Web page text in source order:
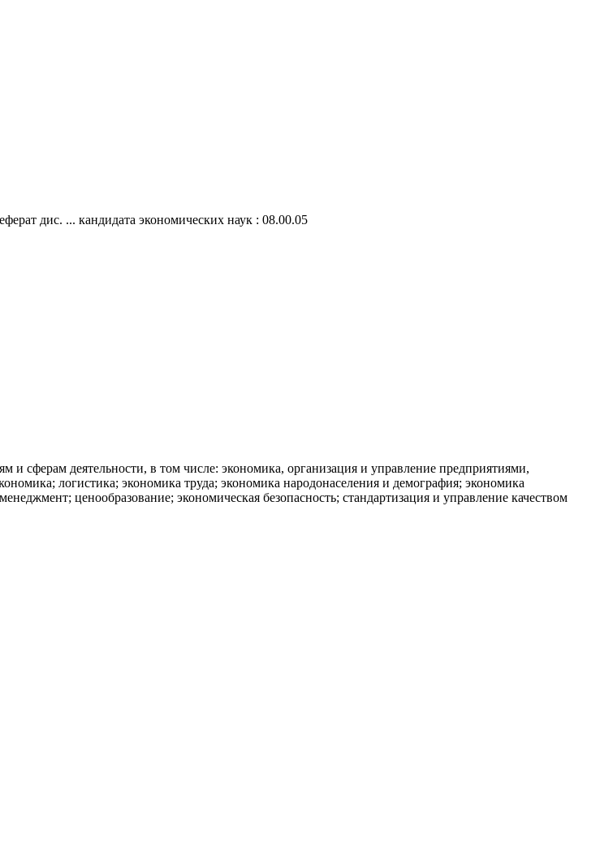
дис. ... кандидата экономических наук : 08.00.05
и сферам деятельности, в том числе: экономика, организация и управление предприятиями,
логистика; экономика труда; экономика народонаселения и демография; экономика
ценообразование; экономическая безопасность; стандартизация и управление качеством